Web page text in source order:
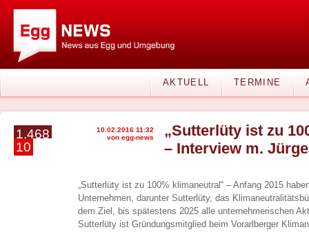
AKTUELL TERMINE
1.468
10
10.02.2016 11:32
von egg-news
„Sutterlüty ist zu
– Interview m.
„Sutterlüty ist zu 100% klimaneutral“ – Anfang 2015
Unternehmen, darunter Sutterlüty, das
dem Ziel, bis spätestens 2025 alle unternehmerischen
Sutterlüty ist Gründungsmitglied beim Vorarlberger